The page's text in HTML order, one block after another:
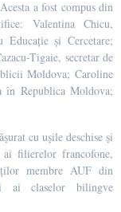
a fost compus din
Valentina Chicu,
Educație și Cercetare;
Tigaie, secretar de
Moldova; Caroline
în Republica Moldova;
cu ușile deschise și
filierelor francofone,
membre AUF din
ai claselor bilingve